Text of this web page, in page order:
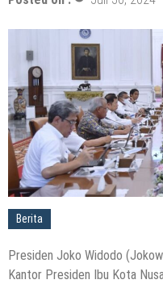
Berita
Presiden Joko Widodo
Kantor Presiden Ibu Kota